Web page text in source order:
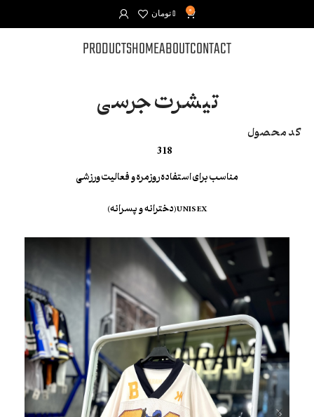
0
0 تومان
CONTACT
ABOUT
HOME
PRODUCTS
تیشرت جرسی
کد محصول
318
مناسب برای استفاده روزمره و فعالیت ورزشی
UNISEX(دخترانه و پسرانه)